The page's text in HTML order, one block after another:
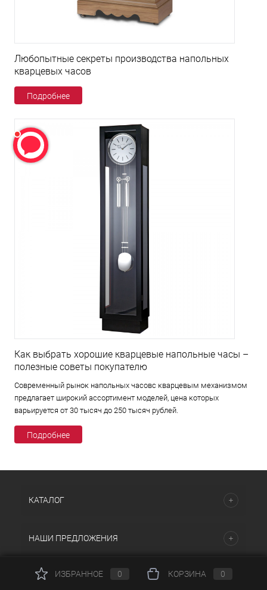
Любопытные секреты производства напольных
кварцевых часов
Подробнее
Как выбрать хорошие кварцевые напольные часы –
полезные советы покупателю
Современный рынок напольных часовс кварцевым механизмом
предлагает широкий ассортимент моделей, цена которых
варьируется от 30 тысяч до 250 тысяч рублей.
Подробнее
КАТАЛОГ
НАШИ ПРЕДЛОЖЕНИЯ
ПОМОЩЬ И СЕРВИСЫ
ИЗБРАННОЕ 0 КОРЗИНА 0